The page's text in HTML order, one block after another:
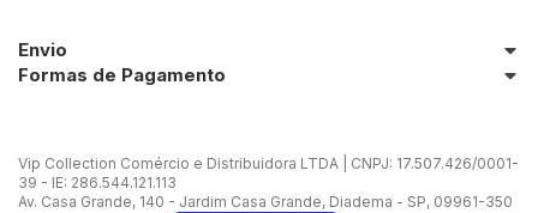
Envio
Formas de Pagamento
Vip Collection Comércio e Distribuidora LTDA | CNPJ: 17.507.426/0001-
39 - IE: 286.544.121.113
Av. Casa Grande, 140 - Jardim Casa Grande, Diadema - SP, 09961-350